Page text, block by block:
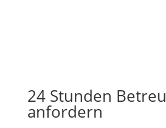
24 Stunden
anfordern